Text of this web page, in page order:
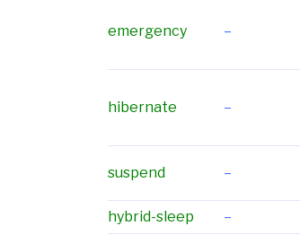
emergency –
hibernate –
suspend –
hybrid-sleep
–